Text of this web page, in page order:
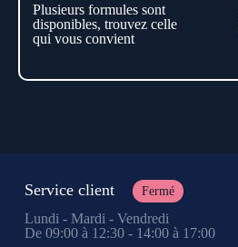
Plusieurs formules sont
disponibles, trouvez celle
qui vous convient
Service client Fermé
Lundi - Mardi - Vendredi
De 09:00 à 12:30 - 14:00 à 17:00